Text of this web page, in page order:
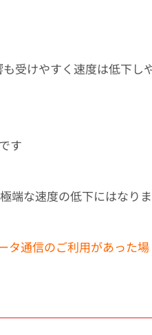
受けやすく速度は低下し
す
端な速度の低下にはなりま
タ通信のご利用があった場